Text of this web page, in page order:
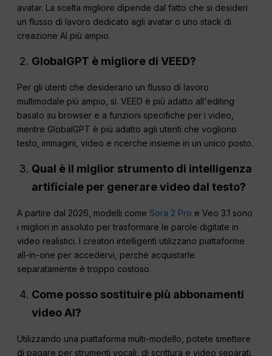
avatar. La scelta migliore dipende dal fatto che si desideri
un flusso di lavoro dedicato agli avatar o uno stack di
creazione AI più ampio.
GlobalGPT è migliore di VEED?
Per gli utenti che desiderano un flusso di lavoro
multimodale più ampio, sì. VEED è più adatto all'editing
basato su browser e a funzioni specifiche per i video,
mentre GlobalGPT è più adatto agli utenti che vogliono
testo, immagini, video e ricerche insieme in un unico posto.
Qual è il miglior strumento di intelligenza
artificiale per generare video dal testo?
A partire dal 2026, modelli comeSora 2 Pro e Veo 3.1 sono
i migliori in assoluto per trasformare le parole digitate in
video realistici. I creatori intelligenti utilizzano piattaforme
all-in-one per accedervi, perché acquistarle
separatamente è troppo costoso.
Come posso sostituire più abbonamenti
video AI?
Utilizzando una piattaforma multi-modello, potete smettere
di pagare per strumenti vocali, di scrittura e video separati.